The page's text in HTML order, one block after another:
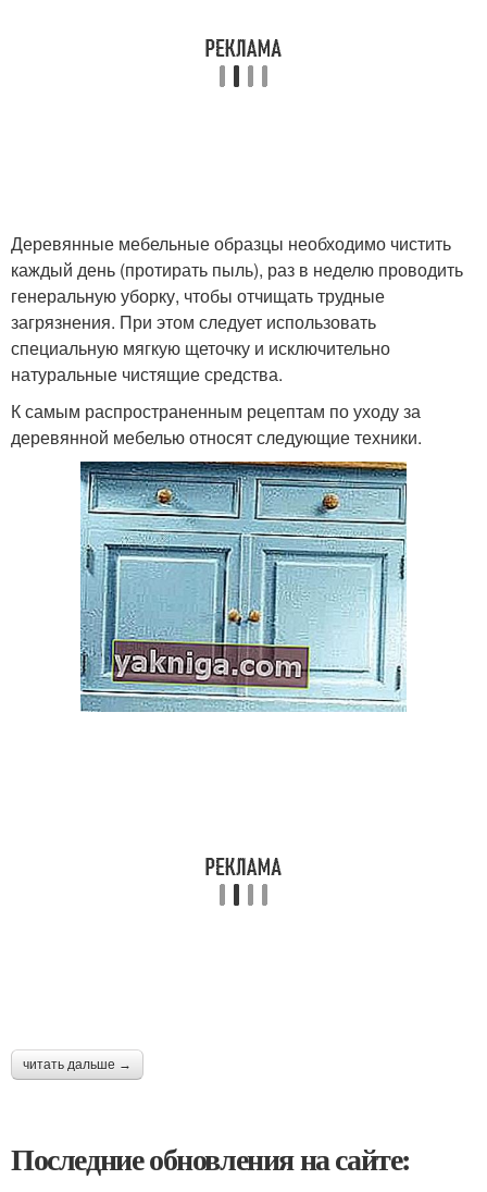
Деревянные мебельные образцы необходимо чистить
каждый день (протирать пыль), раз в неделю проводить
генеральную уборку, чтобы отчищать трудные
загрязнения. При этом следует использовать
специальную мягкую щеточку и исключительно
натуральные чистящие средства.
К самым распространенным рецептам по уходу за
деревянной мебелью относят следующие техники.
читать дальше →
Последние обновления на сайте: